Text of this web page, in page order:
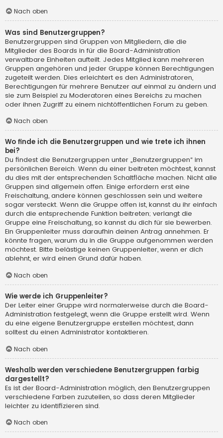
Nach oben
Was sind Benutzergruppen?
Benutzergruppen sind Gruppen von Mitgliedern, die die
Mitglieder des Boards in für die Board-Administration
verwaltbare Einheiten aufteilt. Jedes Mitglied kann mehreren
Gruppen angehören und jeder Gruppe können Berechtigungen
zugeteilt werden. Dies erleichtert es den Administratoren,
Berechtigungen für mehrere Benutzer auf einmal zu ändern und
sie zum Beispiel zu Moderatoren eines Bereichs zu machen
oder ihnen Zugriff zu einem nichtöffentlichen Forum zu geben.
Nach oben
Wo finde ich die Benutzergruppen und wie trete ich ihnen
bei?
Du findest die Benutzergruppen unter „Benutzergruppen“ im
persönlichen Bereich. Wenn du einer beitreten möchtest, kannst
du dies mit der entsprechenden Schaltfläche machen. Nicht alle
Gruppen sind allgemein offen. Einige erfordern erst eine
Freischaltung, andere können geschlossen sein und weitere
sogar versteckt. Wenn die Gruppe offen ist, kannst du ihr einfach
durch die entsprechende Funktion beitreten; verlangt die
Gruppe eine Freischaltung, so kannst du dich für sie bewerben.
Ein Gruppenleiter muss daraufhin deinen Antrag annehmen. Er
könnte fragen, warum du in die Gruppe aufgenommen werden
möchtest. Bitte belästige keinen Gruppenleiter, wenn er dich
ablehnt, er wird einen Grund dafür haben.
Nach oben
Wie werde ich Gruppenleiter?
Der Leiter einer Gruppe wird normalerweise durch die Board-
Administration festgelegt, wenn die Gruppe erstellt wird. Wenn
du eine eigene Benutzergruppe erstellen möchtest, dann
solltest du einen Administrator kontaktieren.
Nach oben
Weshalb werden verschiedene Benutzergruppen farbig
dargestellt?
Es ist der Board-Administration möglich, den Benutzergruppen
verschiedene Farben zuzuteilen, so dass deren Mitglieder
leichter zu identifizieren sind.
Nach oben